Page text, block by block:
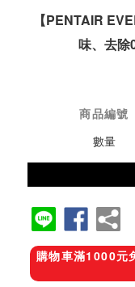
【PENTAIR
味、去除
商品編號
數量
購物車滿1000元